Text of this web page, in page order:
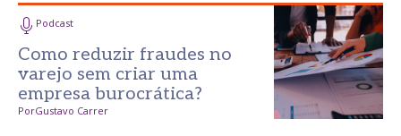
Podcast
Como reduzir fraudes no
varejo sem criar uma
empresa burocrática?
PorGustavo Carrer